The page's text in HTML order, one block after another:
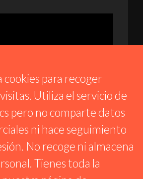
LA CONTRATERTULIA
EN LA CÁRCEL //SOS
//EFEMÉRIDES Y +
cookies para recoger
Utiliza el servicio de
pero no comparte datos
ni hace seguimiento
No recoge ni almacena
Tienes toda la